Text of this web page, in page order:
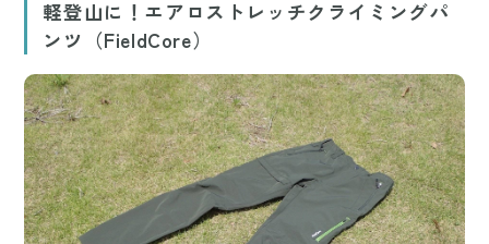
軽登山に！エアロストレッチクライミングパ
ンツ（FieldCore）